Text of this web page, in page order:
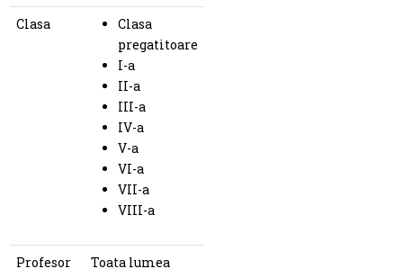
Clasa
Clasa
pregatitoare
I-a
II-a
III-a
IV-a
V-a
VI-a
VII-a
VIII-a
Profesor Toata lumea